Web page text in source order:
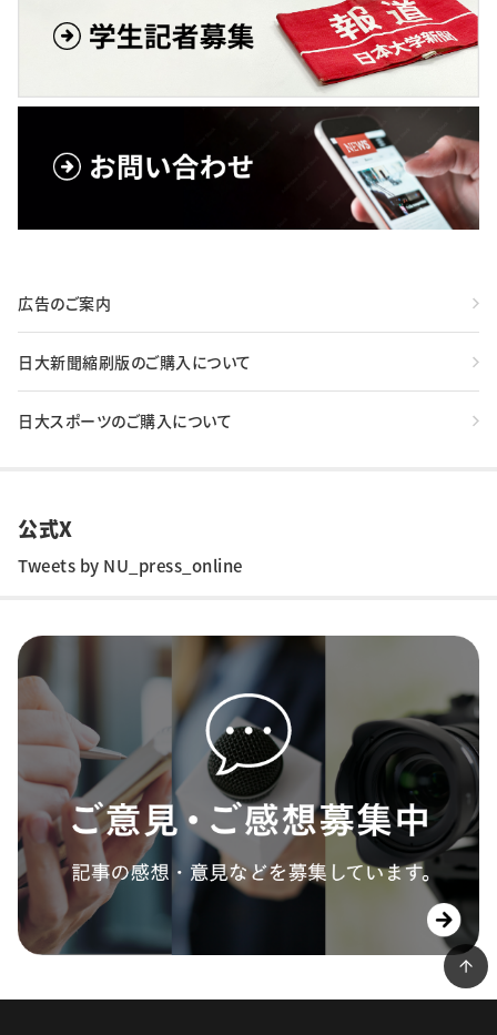
広告のご案内
日大新聞縮刷版のご購入について
日大スポーツのご購入について
公式X
Tweets by NU_press_online